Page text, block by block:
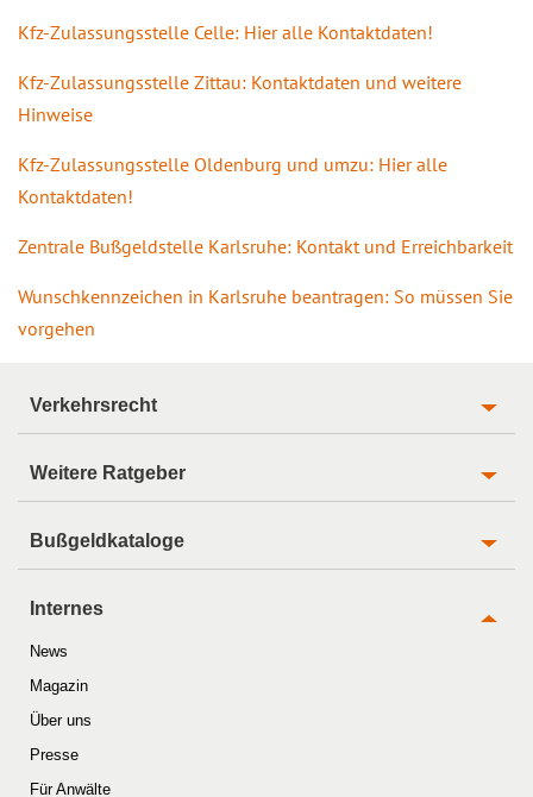
Kfz-Zulassungsstelle Celle: Hier alle Kontaktdaten!
Kfz-Zulassungsstelle Zittau: Kontaktdaten und weitere
Hinweise
Kfz-Zulassungsstelle Oldenburg und umzu: Hier alle
Kontaktdaten!
Zentrale Bußgeldstelle Karlsruhe: Kontakt und Erreichbarkeit
Wunschkennzeichen in Karlsruhe beantragen: So müssen Sie
vorgehen
Verkehrsrecht
Weitere Ratgeber
Bußgeldkataloge
Internes
News
Magazin
Über uns
Presse
Für Anwälte